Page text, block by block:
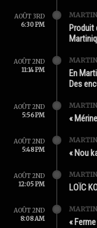
AOÛT 3RD
6:30 PM
Produit
AOÛT 2ND
11:14 PM
En
Des
AOÛT 2ND
5:56 PM
«
AOÛT 2ND
5:48 PM
« Nou
AOÛT 2ND
12:05 PM
LOÏC
AOÛT 2ND
8:08 AM
«